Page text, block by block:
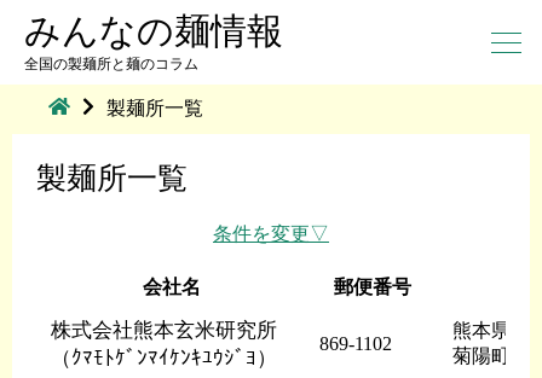
みんなの麺情報
全国の製麺所と麺のコラム
製麺所一覧
製麺所一覧
条件を変更
会社名 郵便番号
株式会社熊本玄米研究所
（ｸﾏﾓﾄｹﾞﾝﾏｲｹﾝｷﾕｳｼﾞﾖ）
869-1102
熊本県 菊
菊陽町原